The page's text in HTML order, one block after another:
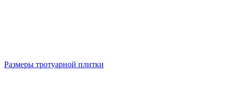
Размеры тротуарной плитки